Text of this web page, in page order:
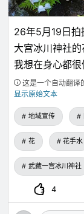
26年5月19日拍
大宫冰川神社的
我想在身心都很
这是一个自动翻译
显示原始文本
地域宣传
花 花手水
武藏一宫冰川神社
4